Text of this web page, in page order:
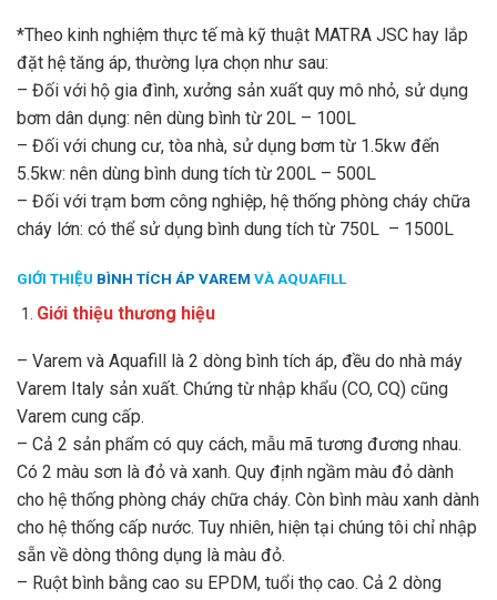
*Theo kinh nghiệm thực tế mà kỹ thuật MATRA JSC hay lắp
đặt hệ tăng áp, thường lựa chọn như sau:
– Đối với hộ gia đình, xưởng sản xuất quy mô nhỏ, sử dụng
bơm dân dụng: nên dùng bình từ 20L – 100L
– Đối với chung cư, tòa nhà, sử dụng bơm từ 1.5kw đến
5.5kw: nên dùng bình dung tích từ 200L – 500L
– Đối với trạm bơm công nghiệp, hệ thống phòng cháy chữa
cháy lớn: có thể sử dụng bình dung tích từ 750L – 1500L
GIỚI THIỆU BÌNH TÍCH ÁP VAREM VÀ AQUAFILL
Giới thiệu thương hiệu
– Varem và Aquafill là 2 dòng bình tích áp, đều do nhà máy
Varem Italy sản xuất. Chứng từ nhập khẩu (CO, CQ) cũng
Varem cung cấp.
– Cả 2 sản phẩm có quy cách, mẫu mã tương đương nhau.
Có 2 màu sơn là đỏ và xanh. Quy định ngầm màu đỏ dành
cho hệ thống phòng cháy chữa cháy. Còn bình màu xanh dành
cho hệ thống cấp nước. Tuy nhiên, hiện tại chúng tôi chỉ nhập
sẵn về dòng thông dụng là màu đỏ.
– Ruột bình bằng cao su EPDM, tuổi thọ cao. Cả 2 dòng